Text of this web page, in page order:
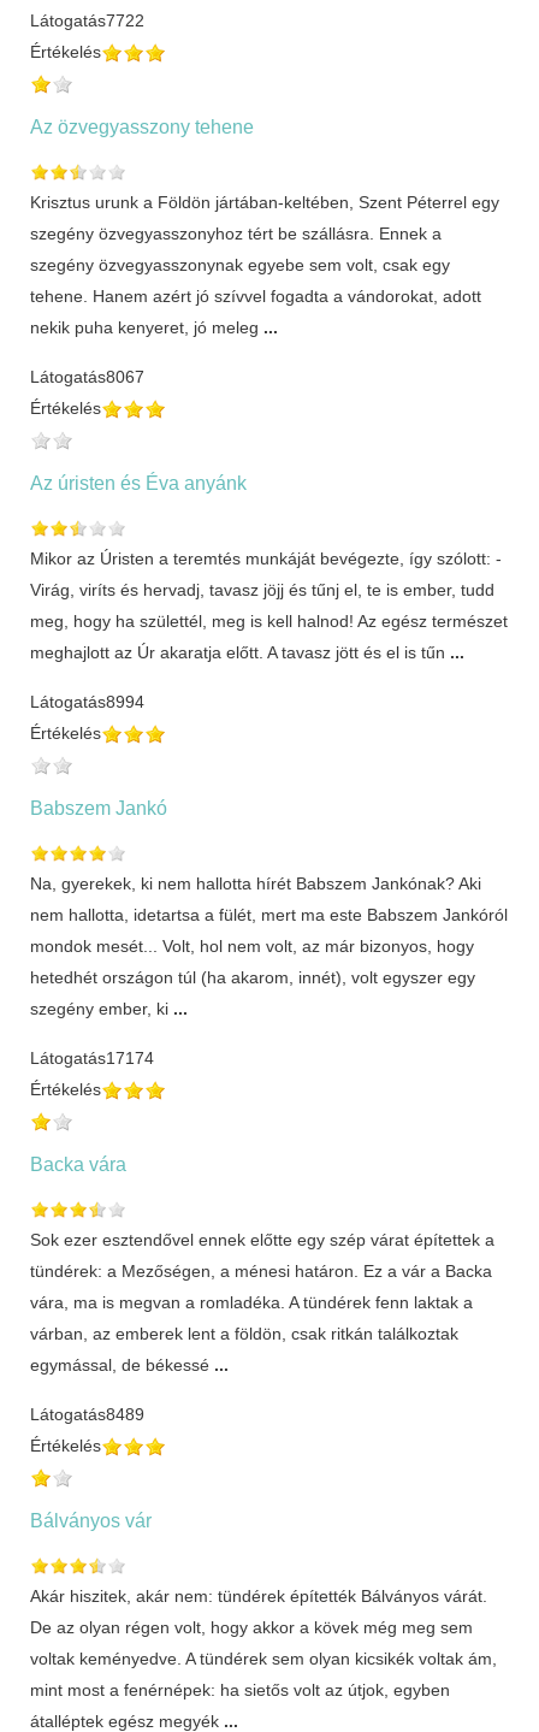
Látogatás7722
Értékelés
Az özvegyasszony tehene
Krisztus urunk a Földön jártában-keltében, Szent Péterrel egy
szegény özvegyasszonyhoz tért be szállásra. Ennek a
szegény özvegyasszonynak egyebe sem volt, csak egy
tehene. Hanem azért jó szívvel fogadta a vándorokat, adott
nekik puha kenyeret, jó meleg ...
Látogatás8067
Értékelés
Az úristen és Éva anyánk
Mikor az Úristen a teremtés munkáját bevégezte, így szólott: -
Virág, viríts és hervadj, tavasz jöjj és tűnj el, te is ember, tudd
meg, hogy ha születtél, meg is kell halnod! Az egész természet
meghajlott az Úr akaratja előtt. A tavasz jött és el is tűn ...
Látogatás8994
Értékelés
Babszem Jankó
Na, gyerekek, ki nem hallotta hírét Babszem Jankónak? Aki
nem hallotta, idetartsa a fülét, mert ma este Babszem Jankóról
mondok mesét... Volt, hol nem volt, az már bizonyos, hogy
hetedhét országon túl (ha akarom, innét), volt egyszer egy
szegény ember, ki ...
Látogatás17174
Értékelés
Backa vára
Sok ezer esztendővel ennek előtte egy szép várat építettek a
tündérek: a Mezőségen, a ménesi határon. Ez a vár a Backa
vára, ma is megvan a romladéka. A tündérek fenn laktak a
várban, az emberek lent a földön, csak ritkán találkoztak
egymással, de békessé ...
Látogatás8489
Értékelés
Bálványos vár
Akár hiszitek, akár nem: tündérek építették Bálványos várát.
De az olyan régen volt, hogy akkor a kövek még meg sem
voltak keményedve. A tündérek sem olyan kicsikék voltak ám,
mint most a fenérnépek: ha sietős volt az útjok, egyben
átalléptek egész megyék ...